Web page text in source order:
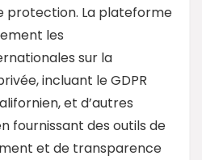
protection. La plateforme
les
sur la
incluant le GDPR
et d’autres
fournissant des outils de
et de transparence